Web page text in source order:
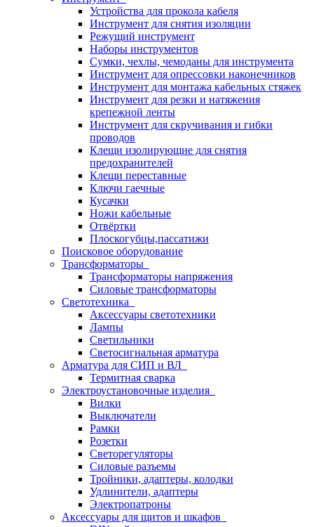
Устройства для прокола кабеля
Инструмент для снятия изоляции
Режущий инструмент
Наборы инструментов
Сумки, чехлы, чемоданы для инструмента
Инструмент для опрессовки наконечников
Инструмент для монтажа кабельных стяжек
Инструмент для резки и натяжения
крепежной ленты
Инструмент для скручивания и гибки
проводов
Клещи изолирующие для снятия
предохранителей
Клещи переставные
Ключи гаечные
Кусачки
Ножи кабельные
Отвёртки
Плоскогубцы,пассатижи
Поисковое оборудование
Трансформаторы
Трансформаторы напряжения
Силовые трансформаторы
Светотехника
Аксессуары светотехники
Лампы
Светильники
Светосигнальная арматура
Арматура для СИП и ВЛ
Термитная сварка
Электроустановочные изделия
Вилки
Выключатели
Рамки
Розетки
Светорегуляторы
Силовые разъемы
Тройники, адаптеры, колодки
Удлинители, адаптеры
Электропатроны
Аксессуары для щитов и шкафов